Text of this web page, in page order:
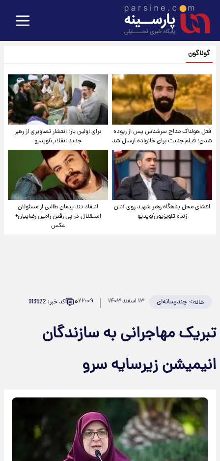
گوناگون
قتل هولناک مداح سرشناس پس از ربوده
شدن؛ فیلم جنایت برای خانواده ارسال شد
برای اولین بار؛ انتشار تصاویری از رهبر
جدید انقلاب/ویدیو
افشای محل پناهگاه‌ رهبر شهید روی آنتن
زنده تلویزیون/ویدیو
انتقاد تند پیمان طالبی از مسئولان
استقلال در پی رفتن رامین رضاییان+
عکس
خانه> چندرسانه‌ای ۱۳ اسفند ۱۴۰۳ ۲۲:۰۹۰ کد خبر: 913522
تبریک مهاجرانی به سازندگان
انیمیشن زیرسایه سرو